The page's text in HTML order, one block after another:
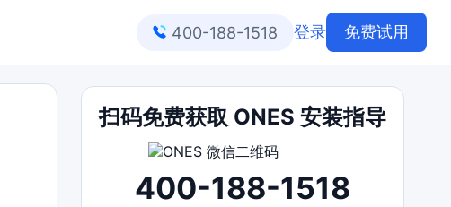
400-188-1518 登录 免费试用
扫码免费获取 ONES 安装指导
400-188-1518